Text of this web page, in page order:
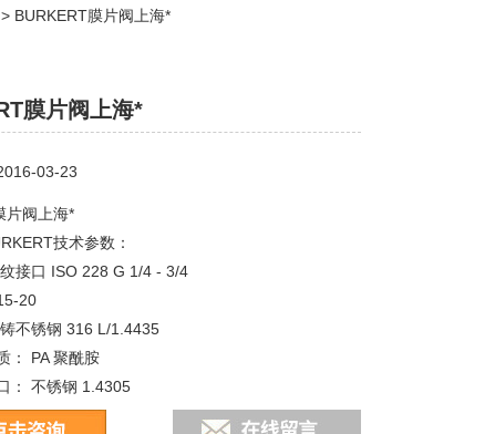
BURKERT膜片阀上海*
膜片阀上海*
03-23
片阀上海*
技术参数：
接口 ISO 228 G 1/4 - 3/4
20
不锈钢 316 L/1.4435
： PA 聚酰胺
： 不锈钢 1.4305
FKM EPDM 衬 PTFE